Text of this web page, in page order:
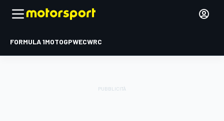
FORMULA 1MOTOGPWECWRC